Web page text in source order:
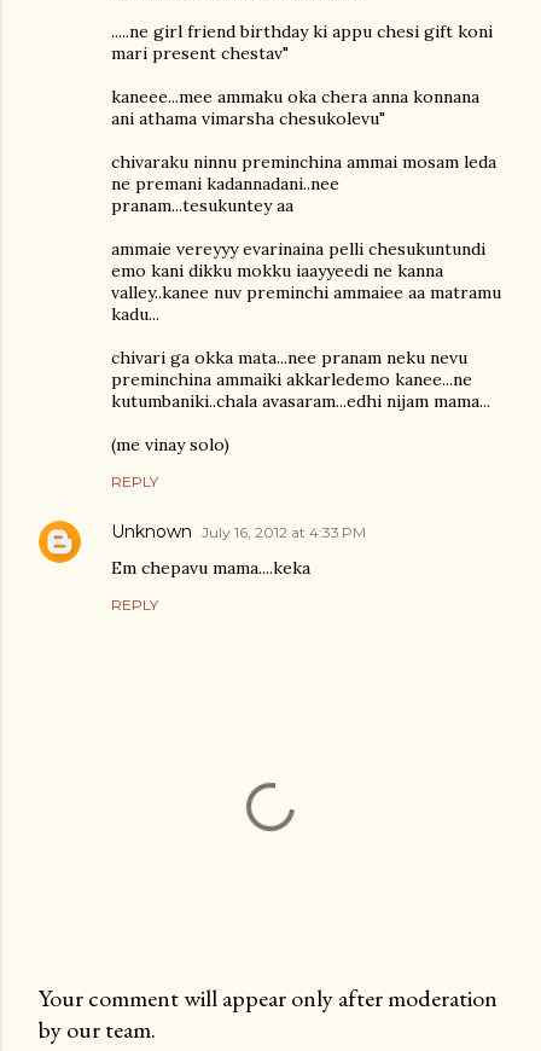
.....ne girl friend birthday ki appu chesi gift koni
mari present chestav"
kaneee...mee ammaku oka chera anna konnana
ani athama vimarsha chesukolevu"
chivaraku ninnu preminchina ammai mosam leda
ne premani kadannadani..nee
pranam...tesukuntey aa
ammaie vereyyy evarinaina pelli chesukuntundi
emo kani dikku mokku iaayyeedi ne kanna
valley..kanee nuv preminchi ammaiee aa matramu
kadu...
chivari ga okka mata...nee pranam neku nevu
preminchina ammaiki akkarledemo kanee...ne
kutumbaniki..chala avasaram...edhi nijam mama...
(me vinay solo)
REPLY
Unknown July 16, 2012 at 4:33 PM
Em chepavu mama....keka
REPLY
P
Your comment will appear only after moderation
by our team.